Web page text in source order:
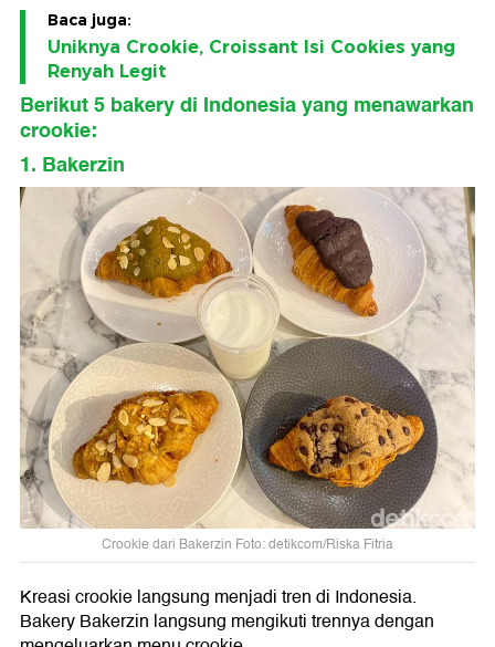
Baca juga:
Uniknya Crookie, Croissant Isi Cookies yang
Renyah Legit
Berikut 5 bakery di Indonesia yang menawarkan
crookie:
1. Bakerzin
Crookie dari Bakerzin Foto: detikcom/Riska Fitria
Kreasi crookie langsung menjadi tren di Indonesia.
Bakery Bakerzin langsung mengikuti trennya dengan